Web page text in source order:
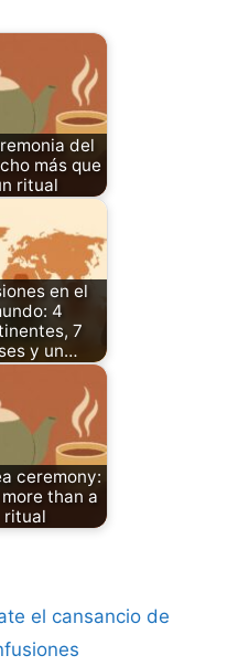
del
más que
ritual
en el
4
7
y un…
ceremony:
than a
ritual
el cansancio de